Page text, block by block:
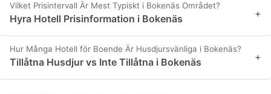
Vilket Prisintervall Är Mest Typiskt i Bokenäs Området?
Hyra Hotell Prisinformation i Bokenäs +
Hur Många Hotell för Boende Är Husdjursvänliga i Bokenäs?
Tillåtna Husdjur vs Inte Tillåtna i Bokenäs +